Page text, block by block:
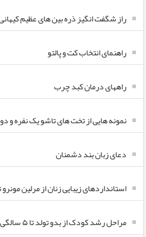
راز شگفت انگیز ذره بین های عظیم
راهنمای انتخاب کت و پالتو
راههای درمان کبد چرب
نمونه هایی از تخت های تاشو یک نفره و
دعای زبان بند دشمنان
استانداردهای زیبایی زنان از مرلین
مراحل رشد کودک از بدو تولد تا ۵ سالگی